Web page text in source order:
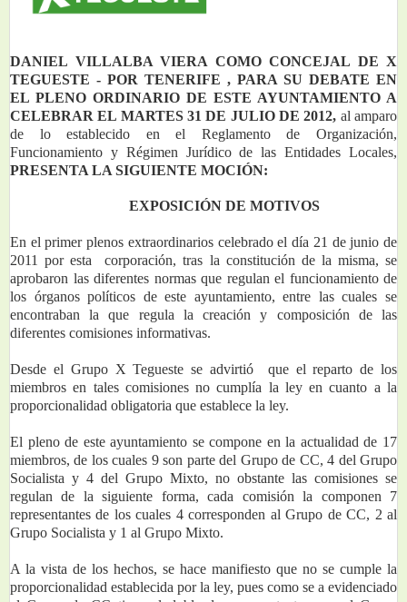
DANIEL VILLALBA VIERA COMO CONCEJAL DE X
TEGUESTE - POR TENERIFE , PARA SU DEBATE EN
EL PLENO ORDINARIO DE ESTE AYUNTAMIENTO A
CELEBRAR EL MARTES 31 DE JULIO DE 2012, al amparo
de lo establecido en el Reglamento de Organización,
Funcionamiento y Régimen Jurídico de las Entidades Locales,
PRESENTA LA SIGUIENTE MOCIÓN:
EXPOSICIÓN DE MOTIVOS
En el primer plenos extraordinarios celebrado el día 21 de junio de
2011 por esta  corporación, tras la constitución de la misma, se
aprobaron las diferentes normas que regulan el funcionamiento de
los órganos políticos de este ayuntamiento, entre las cuales se
encontraban la que regula la creación y composición de las
diferentes comisiones informativas.
Desde el Grupo X Tegueste se advirtió  que el reparto de los
miembros en tales comisiones no cumplía la ley en cuanto a la
proporcionalidad obligatoria que establece la ley.
El pleno de este ayuntamiento se compone en la actualidad de 17
miembros, de los cuales 9 son parte del Grupo de CC, 4 del Grupo
Socialista y 4 del Grupo Mixto, no obstante las comisiones se
regulan de la siguiente forma, cada comisión la componen 7
representantes de los cuales 4 corresponden al Grupo de CC, 2 al
Grupo Socialista y 1 al Grupo Mixto.
A la vista de los hechos, se hace manifiesto que no se cumple la
proporcionalidad establecida por la ley, pues como se a evidenciado